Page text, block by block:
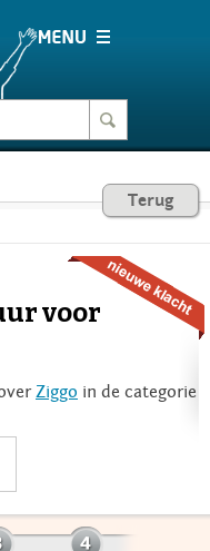
Terug
voor
Ziggo in de categorie